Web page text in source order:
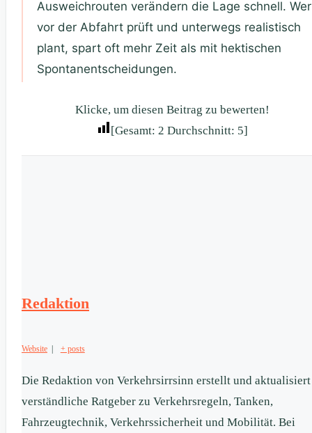
Ausweichrouten verändern die Lage schnell. Wer
vor der Abfahrt prüft und unterwegs realistisch
plant, spart oft mehr Zeit als mit hektischen
Spontanentscheidungen.
Klicke, um diesen Beitrag zu bewerten!
[Gesamt: 2 Durchschnitt: 5]
Redaktion
Website | + posts
Die Redaktion von Verkehrsirrsinn erstellt und aktualisiert
verständliche Ratgeber zu Verkehrsregeln, Tanken,
Fahrzeugtechnik, Verkehrssicherheit und Mobilität. Bei